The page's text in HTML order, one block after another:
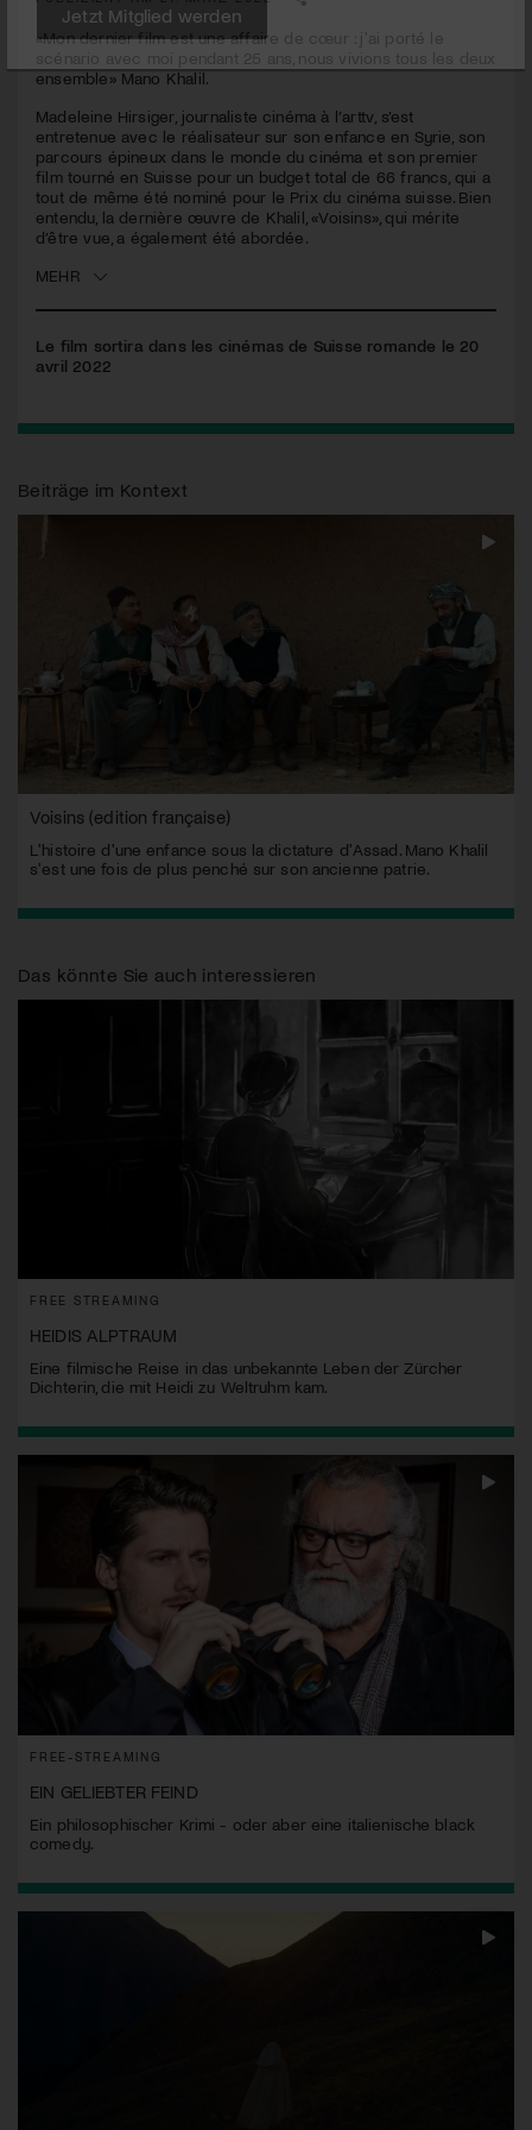
«Mon dernier film est une affaire de cœur : j'ai porté le
scénario avec moi pendant 25 ans, nous vivions tous les deux
ensemble» Mano Khalil.
Madeleine Hirsiger, journaliste cinéma à l’arttv, s’est
entretenue avec le réalisateur sur son enfance en Syrie, son
parcours épineux dans le monde du cinéma et son premier
film tourné en Suisse pour un budget total de 66 francs, qui a
tout de même été nominé pour le Prix du cinéma suisse. Bien
entendu, la dernière œuvre de Khalil, «Voisins», qui mérite
d’être vue, a également été abordée.
MEHR
Le film sortira dans les cinémas de Suisse romande le 20
avril 2022
Beiträge im Kontext
Voisins (edition française)
L'histoire d'une enfance sous la dictature d'Assad. Mano Khalil
s'est une fois de plus penché sur son ancienne patrie.
Das könnte Sie auch interessieren
FREE STREAMING
HEIDIS ALPTRAUM
Eine filmische Reise in das unbekannte Leben der Zürcher
Dichterin, die mit Heidi zu Weltruhm kam.
FREE-STREAMING
EIN GELIEBTER FEIND
Ein philosophischer Krimi - oder aber eine italienische black
comedy.
Jetzt Mitglied werden